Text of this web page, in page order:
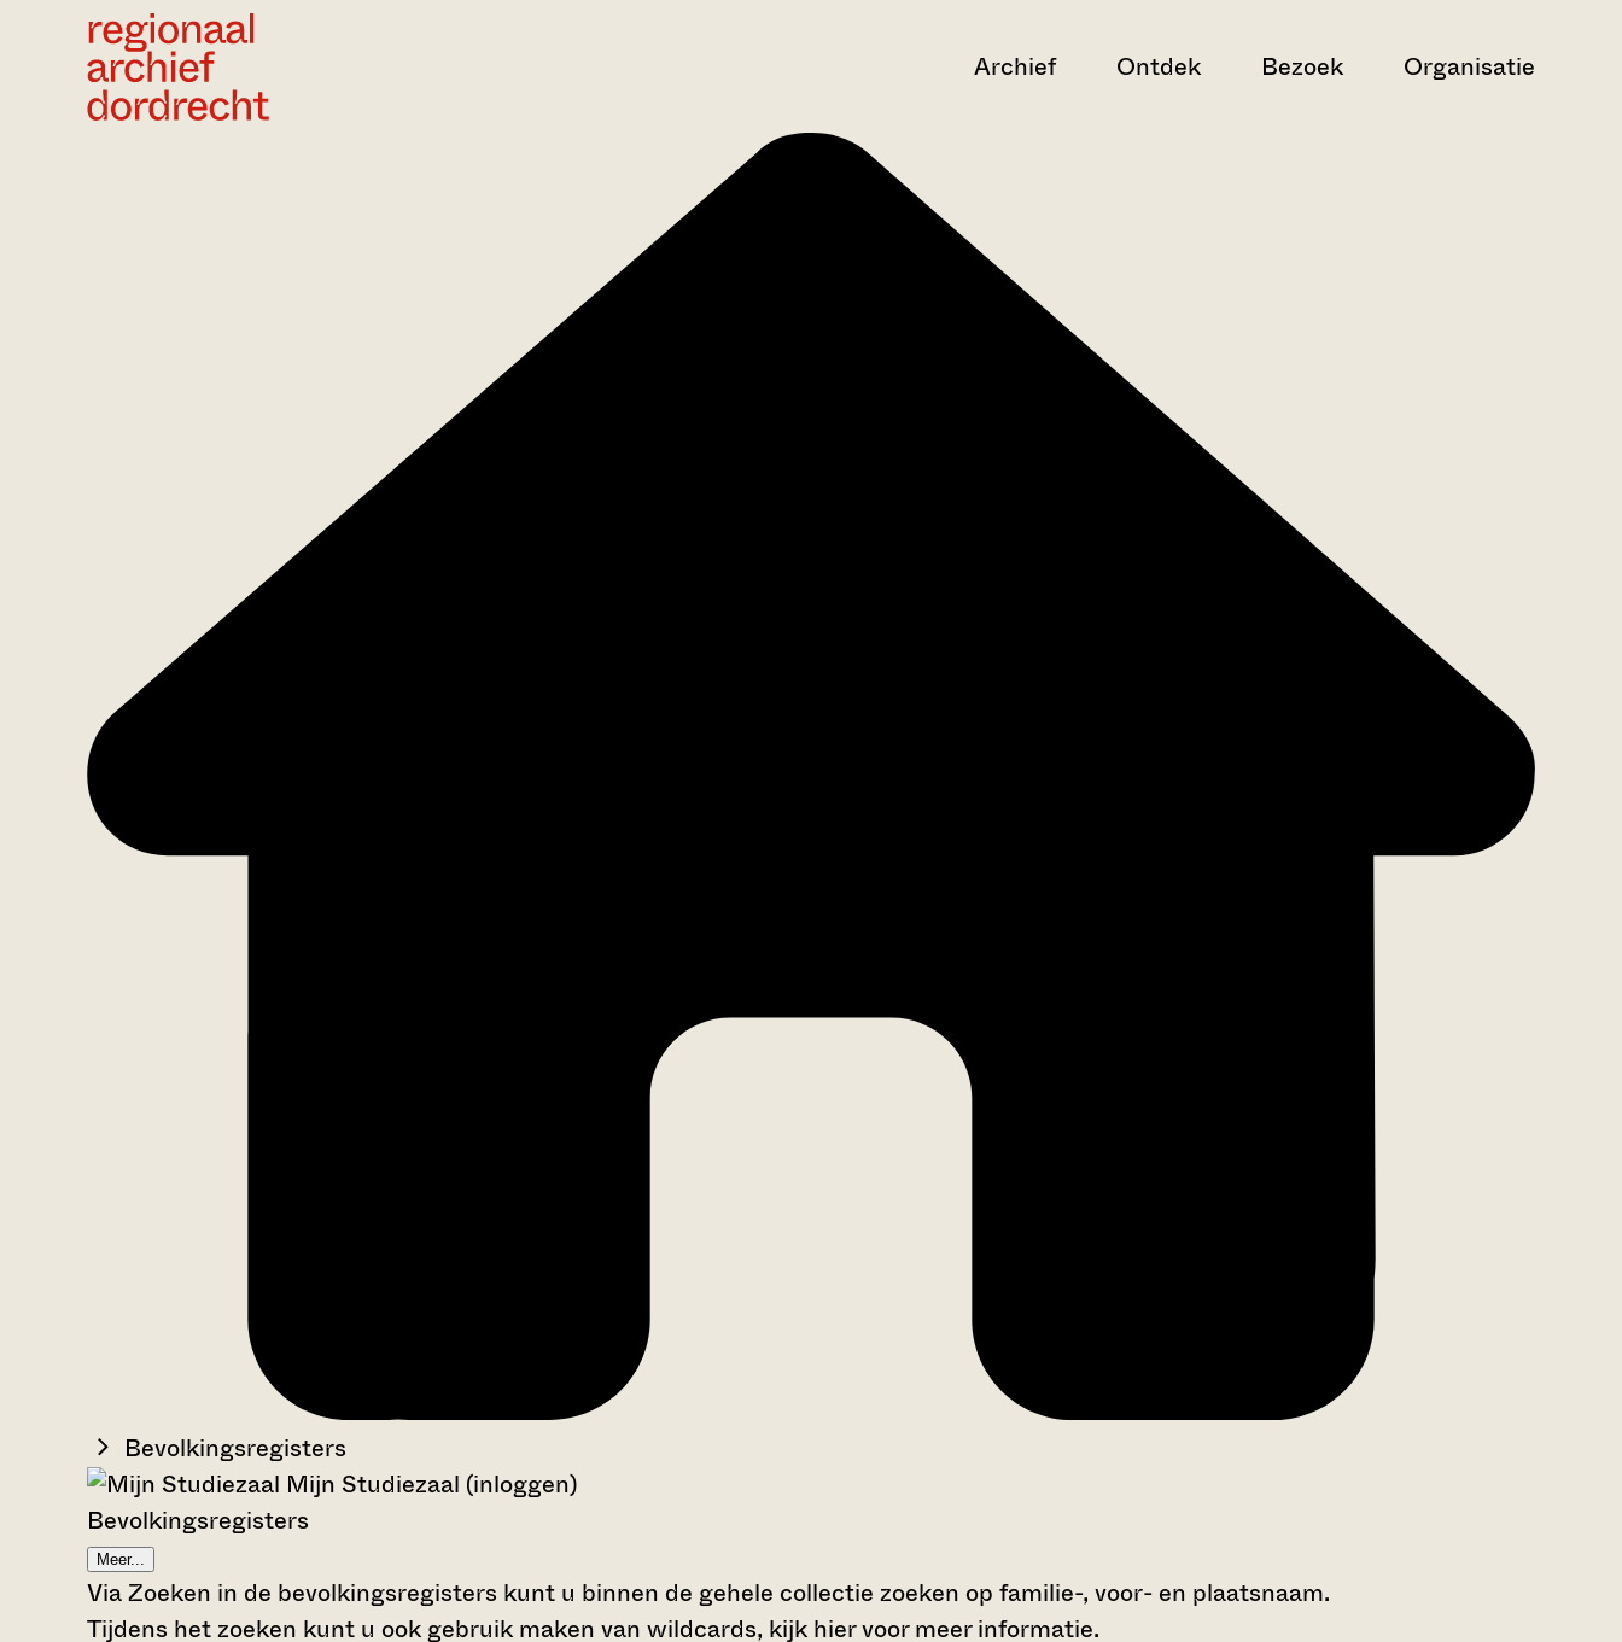
Archief Ontdek Bezoek Organisatie
Bevolkingsregisters
Mijn Studiezaal (inloggen)
Bevolkingsregisters
Meer...
Via Zoeken in de bevolkingsregisters kunt u binnen de gehele collectie zoeken op familie-, voor- en plaatsnaam.
Tijdens het zoeken kunt u ook gebruik maken van wildcards, kijk hier voor meer informatie.